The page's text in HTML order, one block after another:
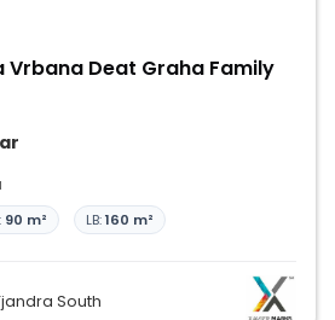
Vrbana Deat Graha Family
90 m² LB:160 m²
South